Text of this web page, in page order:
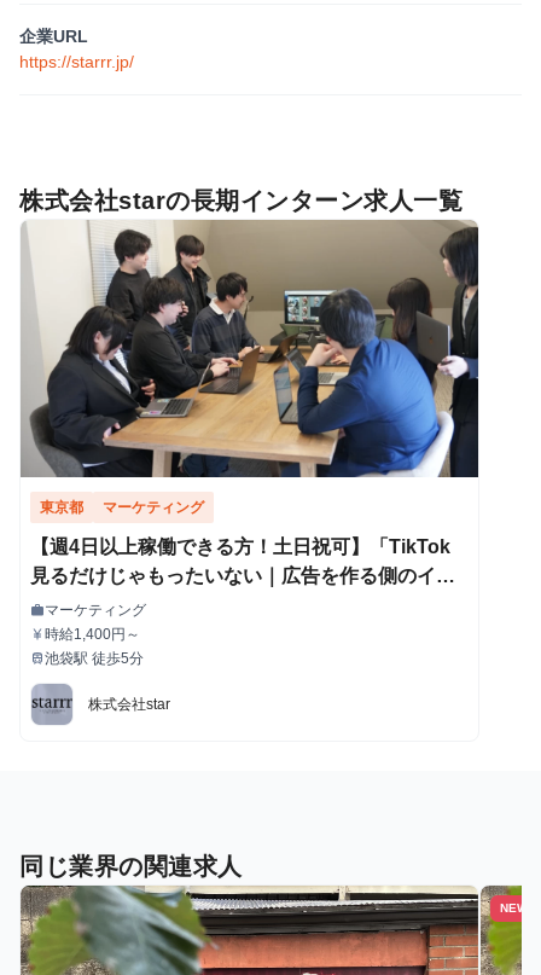
企業URL
https://starrr.jp/
株式会社starの長期インターン求人一覧
東京都 マーケティング
【週4日以上稼働できる方！土日祝可】「TikTok
見るだけじゃもったいない｜広告を作る側のイン
ターン」企画～運用を一気通貫できる！- 株式会社
starの長期・有給インターンシップ
職種
workマーケティング
給与
currency_yen 時給1,400円～
最寄駅
train池袋駅 徒歩5分
株式会社star
同じ業界の関連求人
NEW